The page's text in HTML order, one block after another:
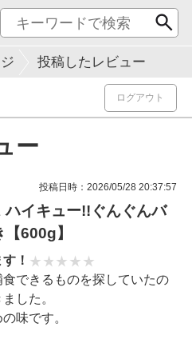
投稿したレビュー
ログアウト
ー
投稿日時：2026/05/28 20:37:57
ハイキュー!!ぐんぐんバ
600g】
！
できるものを探していたの
した。
味です。